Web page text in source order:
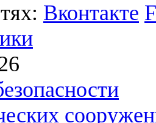
Вконтакте